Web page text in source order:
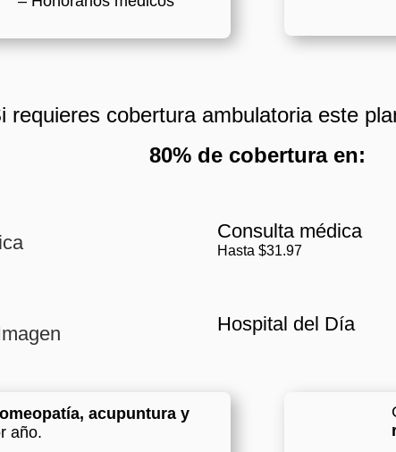
requieres cobertura ambulatoria este
80% de cobertura en:
Consulta médica
Hasta $31.97
Hospital del Día
acupuntura y
año.